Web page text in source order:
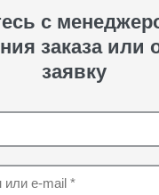
с
заказа или
заявку